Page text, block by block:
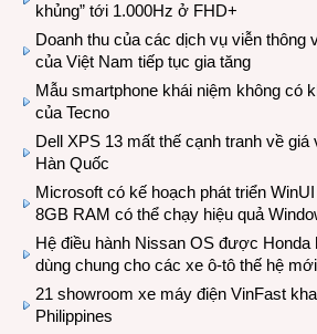
khủng” tới 1.000Hz ở FHD+
Doanh thu của các dịch vụ viễn thông
của Việt Nam tiếp tục gia tăng
Mẫu smartphone khái niệm không có
của Tecno
Dell XPS 13 mất thế cạnh tranh về
Hàn Quốc
Microsoft có kế hoạch phát triển
8GB RAM có thể chạy hiệu quả
Hệ điều hành Nissan OS được Honda
dùng chung cho các xe ô-tô thế hệ mới
21 showroom xe máy điện VinFast
Philippines